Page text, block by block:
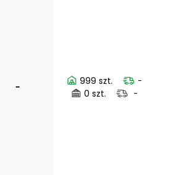
-
999 szt.
-
0 szt.
-